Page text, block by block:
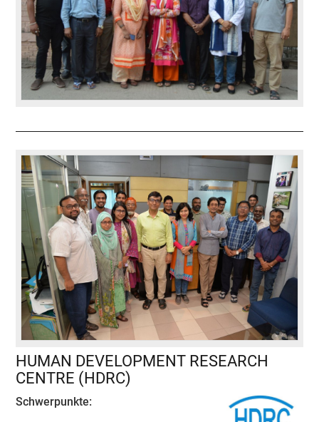
HUMAN DEVELOPMENT RESEARCH
CENTRE (HDRC)
Schwerpunkte: